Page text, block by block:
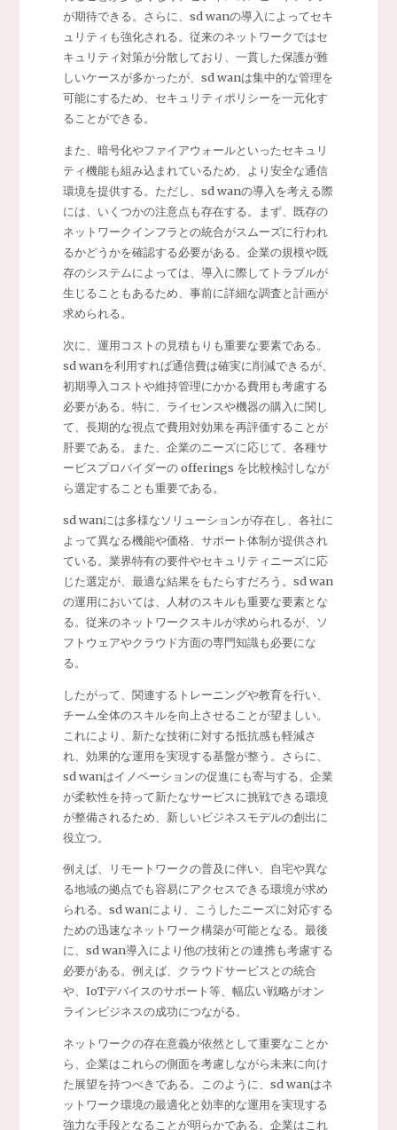
が期待できる。さらに、sd wanの導入によってセキ
ュリティも強化される。従来のネットワークではセ
キュリティ対策が分散しており、一貫した保護が難
しいケースが多かったが、sd wanは集中的な管理を
可能にするため、セキュリティポリシーを一元化す
ることができる。
また、暗号化やファイアウォールといったセキュリ
ティ機能も組み込まれているため、より安全な通信
環境を提供する。ただし、sd wanの導入を考える際
には、いくつかの注意点も存在する。まず、既存の
ネットワークインフラとの統合がスムーズに行われ
るかどうかを確認する必要がある。企業の規模や既
存のシステムによっては、導入に際してトラブルが
生じることもあるため、事前に詳細な調査と計画が
求められる。
次に、運用コストの見積もりも重要な要素である。
sd wanを利用すれば通信費は確実に削減できるが、
初期導入コストや維持管理にかかる費用も考慮する
必要がある。特に、ライセンスや機器の購入に関し
て、長期的な視点で費用対効果を再評価することが
肝要である。また、企業のニーズに応じて、各種サ
ービスプロバイダーの offerings を比較検討しなが
ら選定することも重要である。
sd wanには多様なソリューションが存在し、各社に
よって異なる機能や価格、サポート体制が提供され
ている。業界特有の要件やセキュリティニーズに応
じた選定が、最適な結果をもたらすだろう。sd wan
の運用においては、人材のスキルも重要な要素とな
る。従来のネットワークスキルが求められるが、ソ
フトウェアやクラウド方面の専門知識も必要にな
る。
したがって、関連するトレーニングや教育を行い、
チーム全体のスキルを向上させることが望ましい。
これにより、新たな技術に対する抵抗感も軽減さ
れ、効果的な運用を実現する基盤が整う。さらに、
sd wanはイノベーションの促進にも寄与する。企業
が柔軟性を持って新たなサービスに挑戦できる環境
が整備されるため、新しいビジネスモデルの創出に
役立つ。
例えば、リモートワークの普及に伴い、自宅や異な
る地域の拠点でも容易にアクセスできる環境が求め
られる。sd wanにより、こうしたニーズに対応する
ための迅速なネットワーク構築が可能となる。最後
に、sd wan導入により他の技術との連携も考慮する
必要がある。例えば、クラウドサービスとの統合
や、IoTデバイスのサポート等、幅広い戦略がオン
ラインビジネスの成功につながる。
ネットワークの存在意義が依然として重要なことか
ら、企業はこれらの側面を考慮しながら未来に向け
た展望を持つべきである。このように、sd wanはネ
ットワーク環境の最適化と効率的な運用を実現する
強力な手段となることが明らかである。企業はこれ